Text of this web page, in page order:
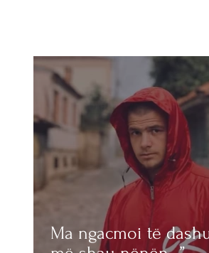
Ma ngacmoi të